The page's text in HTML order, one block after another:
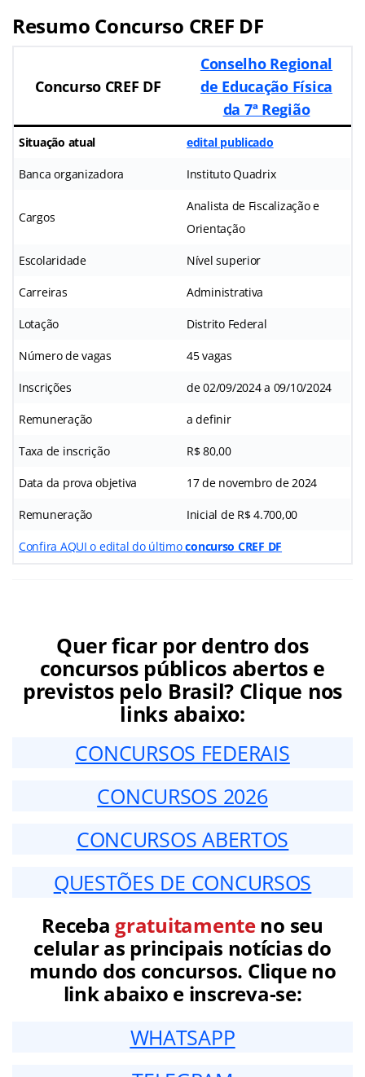
Resumo Concurso CREF DF
Concurso CREF DF
Conselho Regional
de Educação Física
da 7ª Região
Situação atual edital publicado
Banca organizadora Instituto Quadrix
Cargos
Analista de Fiscalização e
Orientação
Escolaridade Nível superior
Carreiras Administrativa
Lotação Distrito Federal
Número de vagas 45 vagas
Inscrições de 02/09/2024 a 09/10/2024
Remuneração a definir
Taxa de inscrição R$ 80,00
Data da prova objetiva 17 de novembro de 2024
Remuneração Inicial de R$ 4.700,00
Confira AQUI o edital do últimoconcurso CREF DF
Quer ficar por dentro dos
concursos públicos abertos e
previstos pelo Brasil? Clique nos
links abaixo:
CONCURSOS FEDERAIS
CONCURSOS 2026
CONCURSOS ABERTOS
QUESTÕES DE CONCURSOS
Receba gratuitamenteno seu
celular as principais notícias do
mundo dos concursos. Clique no
link abaixo e inscreva-se:
WHATSAPP